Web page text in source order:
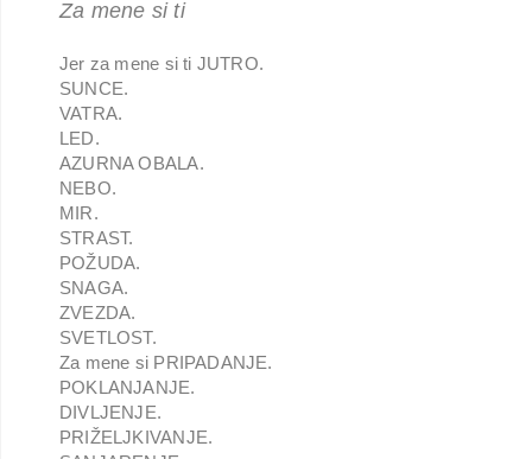
Za mene si ti
Jer za mene si ti JUTRO.
SUNCE.
VATRA.
LED.
AZURNA OBALA.
NEBO.
MIR.
STRAST.
POŽUDA.
SNAGA.
ZVEZDA.
SVETLOST.
Za mene si PRIPADANJE.
POKLANJANJE.
DIVLJENJE.
PRIŽELJKIVANJE.